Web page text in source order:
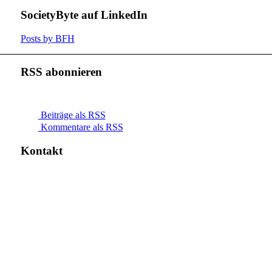
SocietyByte auf LinkedIn
Posts by BFH
RSS abonnieren
Beiträge als RSS
Kommentare als RSS
Kontakt